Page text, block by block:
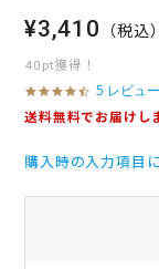
¥3,410 （税込）
40pt獲得！
4
.
t
5 レビュー
送料無料でお届けし
購入時の入力項目